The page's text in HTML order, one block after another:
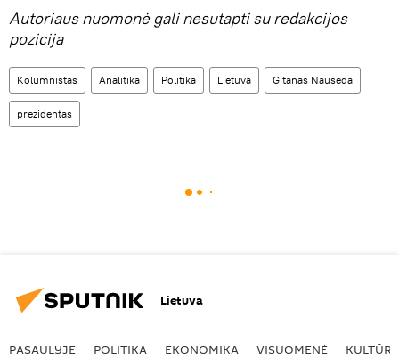
Autoriaus nuomonė gali nesutapti su redakcijos
pozicija
Kolumnistas Analitika Politika Lietuva Gitanas Nausėda
prezidentas
Lietuva
PASAULYJE POLITIKA EKONOMIKA VISUOMENĖ KULTŪRA